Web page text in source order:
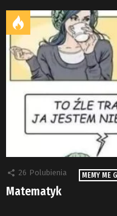
26 Polubienia MEMY ME
Matematyk